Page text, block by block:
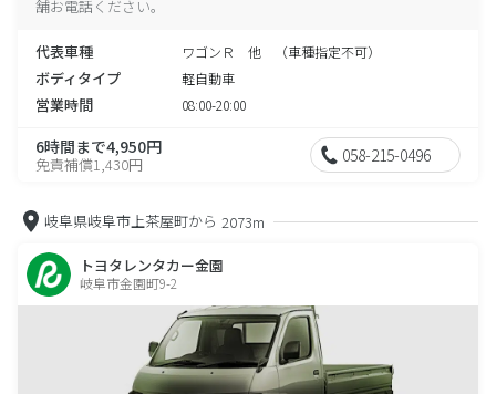
舗お電話ください。
代表車種 ワゴンＲ 他 （車種指定不可）
ボディタイプ 軽自動車
営業時間 08:00-20:00
6時間まで4,950円
免責補償1,430円 058-215-0496
岐阜県岐阜市上茶屋町から 2073m
トヨタレンタカー金園
岐阜市金園町9-2